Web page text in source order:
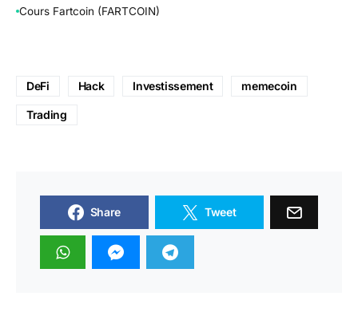
Cours Fartcoin (FARTCOIN)
DeFi Hack Investissement memecoin
Trading
Share Tweet